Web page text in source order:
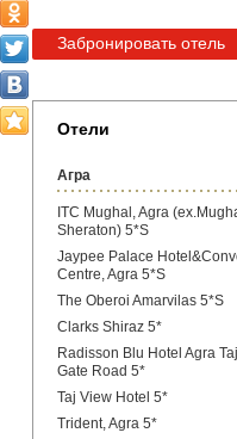
Забронировать отель
Отели
Агра
ITC Mughal, Agra
Sheraton) 5*S
Jaypee Palace
Centre, Agra 5*S
The Oberoi Amarvilas 5*S
Clarks Shiraz 5*
Radisson Blu Hotel Agra
Gate Road 5*
Taj View Hotel 5*
Trident, Agra 5*